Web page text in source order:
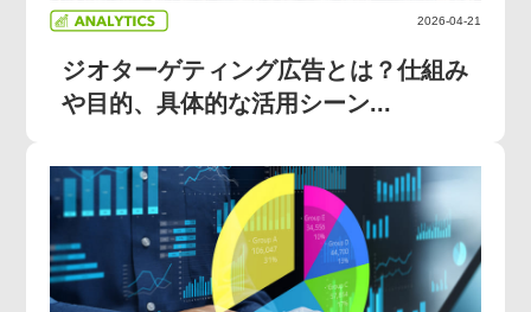
2026-04-21
ジオターゲティング広告とは？仕組み
や目的、具体的な活用シーン...